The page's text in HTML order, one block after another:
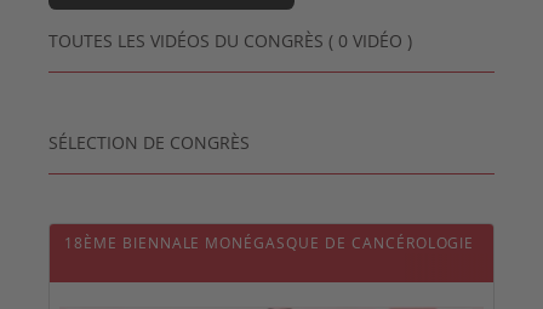
TOUTES LES VIDÉOS DU CONGRÈS ( 0 VIDÉO )
SÉLECTION DE CONGRÈS
18ÈME BIENNALE MONÉGASQUE DE CANCÉROLOGIE